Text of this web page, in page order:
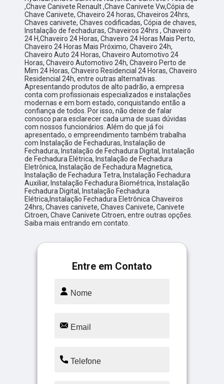
,Chave Canivete Renault ,Chave Canivete Vw,Cópia de
Chave Canivete, Chaveiro 24 horas, Chaveiros 24hrs,
Chaves canivete, Chaves codificadas, Cópia de chaves,
Instalação de fechaduras, Chaveiros 24hrs , Chaveiro
24 H,Chaveiro 24 Horas, Chaveiro 24 Horas Mais Perto,
Chaveiro 24 Horas Mais Próximo, Chaveiro 24h,
Chaveiro Auto 24 Horas, Chaveiro Automotivo 24
Horas, Chaveiro Automotivo 24h, Chaveiro Perto de
Mim 24 Horas, Chaveiro Residencial 24 Horas, Chaveiro
Residencial 24h, entre outras alternativas.
Apresentando produtos de alto padrão, a empresa
conta com profissionais especializados e instalações
modernas e em bom estado, conquistando então a
confiança de todos. Por isso, não deixe de falar
conosco para esclarecer cada uma de suas dúvidas
com nossos funcionários. Além do que já foi
apresentado, o empreendimento também trabalha
com Instalação de Fechaduras, Instalação de
Fechadura, Instalação de Fechadura Digital, Instalação
de Fechadura Elétrica, Instalação de Fechadura
Eletrônica, Instalação de Fechadura Magnetica,
Instalação de Fechadura Tetra, Instalação Fechadura
Auxiliar, Instalação Fechadura Biométrica, Instalação
Fechadura Digital, Instalação Fechadura
Elétrica,Instalação Fechadura Eletrônica Chaveiros
24hrs, Chaves canivete, Chaves Canivete, Canivete
Citroen, Chave Canivete Citroen, entre outras opções.
Saiba mais entrando em contato.
Entre em Contato